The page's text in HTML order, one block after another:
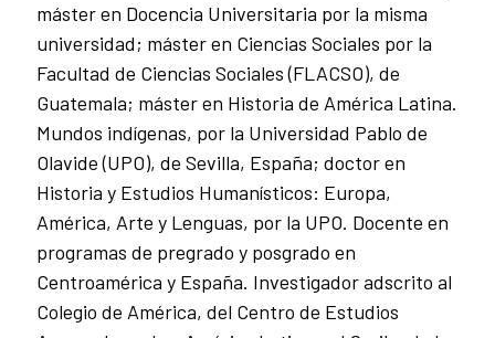
máster en Docencia Universitaria por la misma
universidad; máster en Ciencias Sociales por la
Facultad de Ciencias Sociales (FLACSO), de
Guatemala; máster en Historia de América Latina.
Mundos indígenas, por la Universidad Pablo de
Olavide (UPO), de Sevilla, España; doctor en
Historia y Estudios Humanísticos: Europa,
América, Arte y Lenguas, por la UPO. Docente en
programas de pregrado y posgrado en
Centroamérica y España. Investigador adscrito al
Colegio de América, del Centro de Estudios